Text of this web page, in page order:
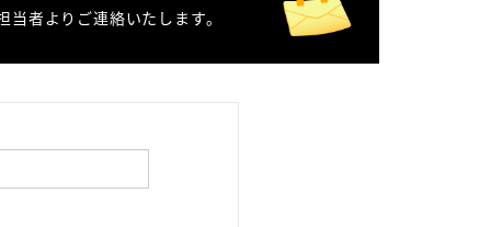
当者よりご連絡いたします。